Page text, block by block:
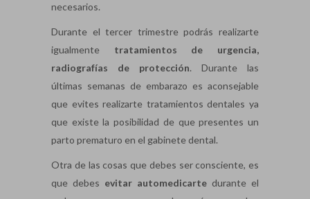
necesarios.
Durante el tercer trimestre podrás realizarte
igualmente tratamientos de urgencia,
radiografías de protección. Durante las
últimas semanas de embarazo es aconsejable
que evites realizarte tratamientos dentales ya
que existe la posibilidad de que presentes un
parto prematuro en el gabinete dental.
Otra de las cosas que debes ser consciente, es
que debes evitar automedicarte durante el